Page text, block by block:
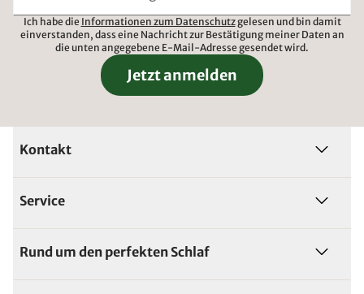
Ich habe die Informationen zum Datenschutzgelesen und bin damit
einverstanden, dass eine Nachricht zur Bestätigung meiner Daten an
die unten angegebene E-Mail-Adresse gesendet wird.
Jetzt anmelden
Kontakt
Service
Rund um den perfekten Schlaf